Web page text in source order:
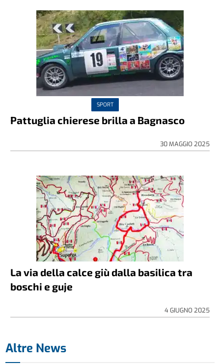
SPORT
Pattuglia chierese brilla a Bagnasco
30 MAGGIO 2025
La via della calce giù dalla basilica tra
boschi e guje
4 GIUGNO 2025
Altre News